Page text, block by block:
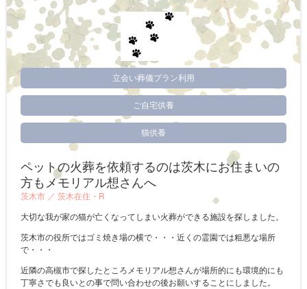
立会い葬儀プラン利用
ご自宅供養
猫供養
ペットの火葬を依頼するのは茨木にお住まいの
方もメモリアル想さんへ
茨木市 ／ 茨木在住・R
大切な我が家の猫が亡くなってしまい火葬ができる施設を探しました。
茨木市の役所ではゴミ焼き場の横で・・・近くの霊園では粗悪な場所
で・・・
近隣の高槻市で探したところメモリアル想さんが場所的にも環境的にも
丁寧さでも良いとの事で問い合わせの後お願いすることにしました。